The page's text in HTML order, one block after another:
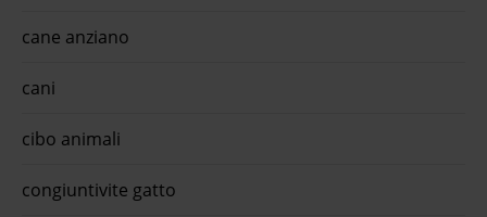
cane anziano
cani
cibo animali
congiuntivite gatto